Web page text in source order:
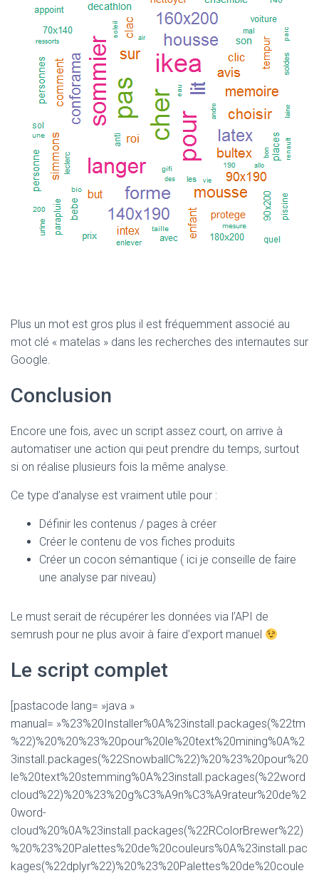
Plus un mot est gros plus il est fréquemment associé au
mot clé « matelas » dans les recherches des internautes sur
Google.
Conclusion
Encore une fois, avec un script assez court, on arrive à
automatiser une action qui peut prendre du temps, surtout
si on réalise plusieurs fois la même analyse.
Ce type d’analyse est vraiment utile pour :
Définir les contenus / pages à créer
Créer le contenu de vos fiches produits
Créer un cocon sémantique ( ici je conseille de faire
une analyse par niveau)
Le must serait de récupérer les données via l’API de
semrush pour ne plus avoir à faire d’export manuel
Le script complet
[pastacode lang= »java »
manual= »%23%20Installer%0A%23install.packages(%22tm
%22)%20%20%23%20pour%20le%20text%20mining%0A%2
3install.packages(%22SnowballC%22)%20%23%20pour%20
le%20text%20stemming%0A%23install.packages(%22word
cloud%22)%20%23%20g%C3%A9n%C3%A9rateur%20de%2
0word-
cloud%20%0A%23install.packages(%22RColorBrewer%22)
%20%23%20Palettes%20de%20couleurs%0A%23install.pac
kages(%22dplyr%22)%20%23%20Palettes%20de%20coule